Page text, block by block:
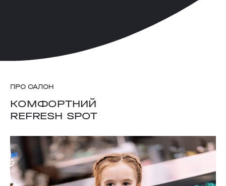
ПРО САЛОН
КОМФОРТНИЙ
REFRESH SPOT